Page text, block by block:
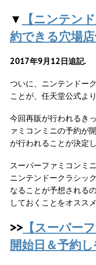
▼
【ニンテン
約できる穴場店
2017年9月12日追記.
ついに、ニンテンドー
ことが、任天堂公式よ
今回再販が行われるき
ァミコンミニの予約が
が行われることが決定
スーパーファミコンミ
ニンテンドークラシッ
なることが予想される
しておくことをオススメ
>> 【スーパー
開始日＆予約